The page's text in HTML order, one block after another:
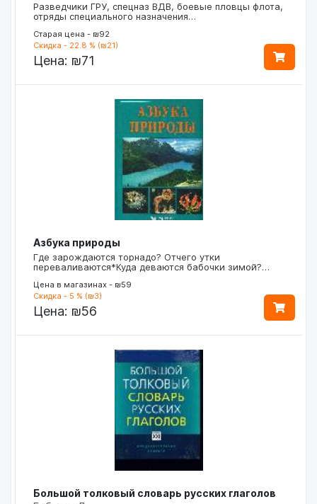
Разведчики ГРУ, спецназ ВДВ, боевые пловцы флота,
отряды специального назначения…
Старая цена - ₪92
Скидка - 22.8 % (₪21)
Цена: ₪71
Азбука природы
Где зарождаются торнадо? Отчего утки
переваливаются*Куда деваются бабочки зимой?…
Цена в магазинах - ₪59
Скидка - 5 % (₪3)
Цена: ₪56
Большой толковый словарь русских глаголов